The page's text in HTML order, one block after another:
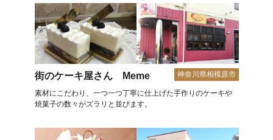
街のケーキ屋さん Meme 神奈川県相模原市
素材にこだわり、一つ一つ丁寧に仕上げた手作りのケーキや
焼菓子の数々がズラリと並びます。